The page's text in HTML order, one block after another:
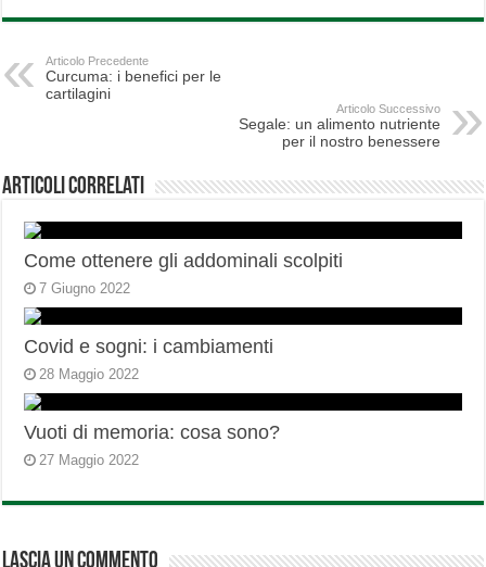
Articolo Precedente
Curcuma: i benefici per le
cartilagini
Articolo Successivo
Segale: un alimento nutriente
per il nostro benessere
Articoli correlati
Come ottenere gli addominali scolpiti
7 Giugno 2022
Covid e sogni: i cambiamenti
28 Maggio 2022
Vuoti di memoria: cosa sono?
27 Maggio 2022